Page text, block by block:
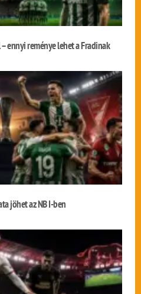
ennyi reménye lehet a Fradinak
jöhet az NB I-ben